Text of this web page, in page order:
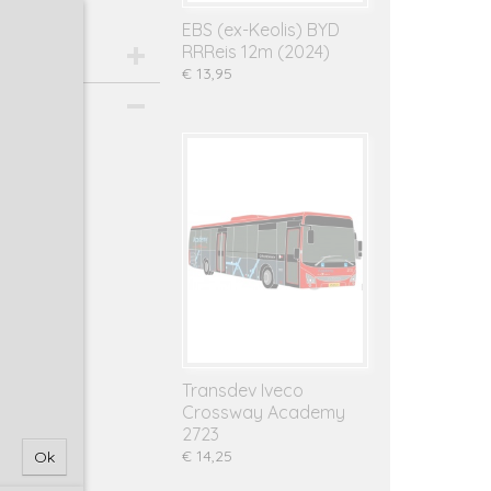
EBS (ex-Keolis) BYD
RRReis 12m (2024)
€ 13,95
Transdev Iveco
Crossway Academy
2723
€ 14,25
Ok